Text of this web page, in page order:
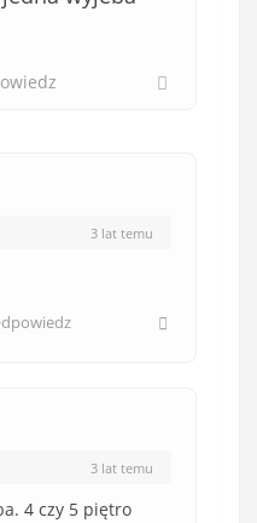
3 lat temu
3 lat temu
4 czy 5 piętro